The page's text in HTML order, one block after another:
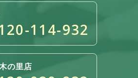
114-932
の里店